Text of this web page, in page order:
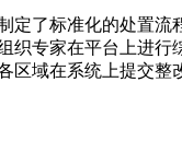
了标准化的处置
专家在平台上进
域在系统上提交